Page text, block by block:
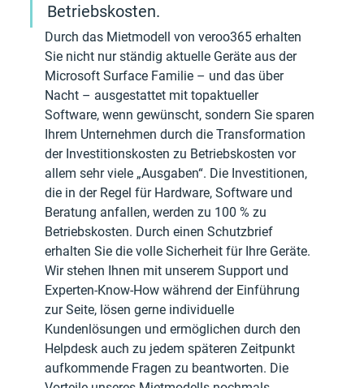
Betriebskosten.
Durch das Mietmodell von veroo365 erhalten
Sie nicht nur ständig aktuelle Geräte aus der
Microsoft Surface Familie – und das über
Nacht – ausgestattet mit topaktueller
Software, wenn gewünscht, sondern Sie sparen
Ihrem Unternehmen durch die Transformation
der Investitionskosten zu Betriebskosten vor
allem sehr viele „Ausgaben“. Die Investitionen,
die in der Regel für Hardware, Software und
Beratung anfallen, werden zu 100 % zu
Betriebskosten. Durch einen Schutzbrief
erhalten Sie die volle Sicherheit für Ihre Geräte.
Wir stehen Ihnen mit unserem Support und
Experten-Know-How während der Einführung
zur Seite, lösen gerne individuelle
Kundenlösungen und ermöglichen durch den
Helpdesk auch zu jedem späteren Zeitpunkt
aufkommende Fragen zu beantworten. Die